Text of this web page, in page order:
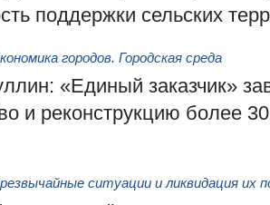
поддержки сельских
городов. Городская среда
«Единый заказчик»
и реконструкцию более
ситуации и ликвидация их